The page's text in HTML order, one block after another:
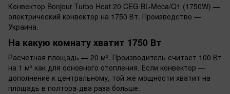
Конвектор Bonjour Turbo Heat 20 CEG BL-Meca/Q1 (1750W) —
электрический конвектор на 1750 Вт. Производство —
Украина.
На какую комнату хватит 1750 Вт
Расчётная площадь — 20 м². Производитель считает 100 Вт
на 1 м² как для основного отопления. Если конвектор —
дополнение к центральному, той же мощности хватит на
площадь в полтора-два раза больше.